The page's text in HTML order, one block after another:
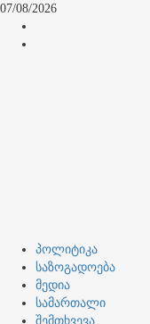
Skip
content
07/08/2026
Primary
Menu
პოლიტიკა
საზოგადოება
მედია
სამართალი
შემთხვევა